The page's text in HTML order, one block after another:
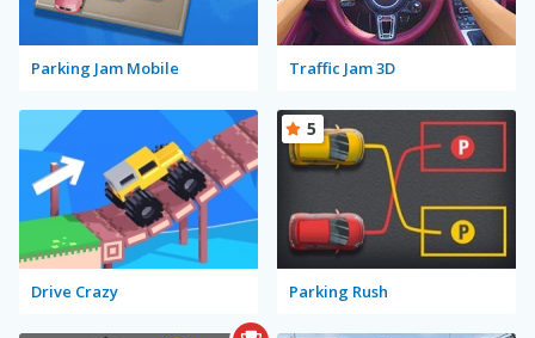
Parking Jam Mobile Traffic Jam 3D
Drive Crazy Parking Rush
5